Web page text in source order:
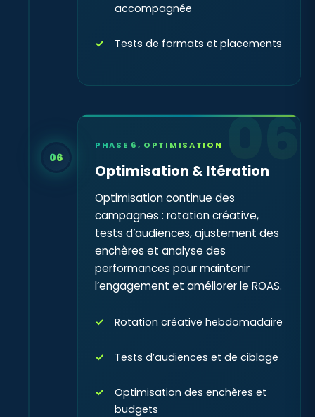
accompagnée
Tests de formats et placements
06 06
PHASE 6, OPTIMISATION
Optimisation & Itération
Optimisation continue des
campagnes : rotation créative,
tests d’audiences, ajustement des
enchères et analyse des
performances pour maintenir
l’engagement et améliorer le ROAS.
Rotation créative hebdomadaire
Tests d’audiences et de ciblage
Optimisation des enchères et
budgets